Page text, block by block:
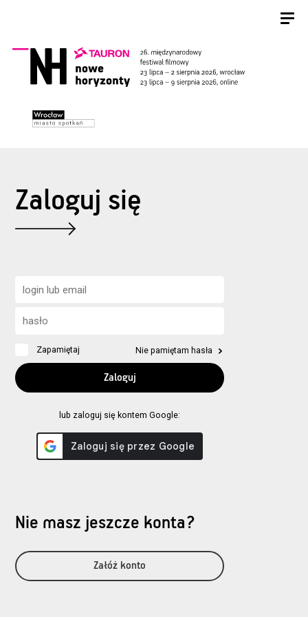
Zaloguj się
Zapamiętaj Nie pamiętam hasła
lub zaloguj się kontem Google:
Nie masz jeszcze konta?
Załóż konto